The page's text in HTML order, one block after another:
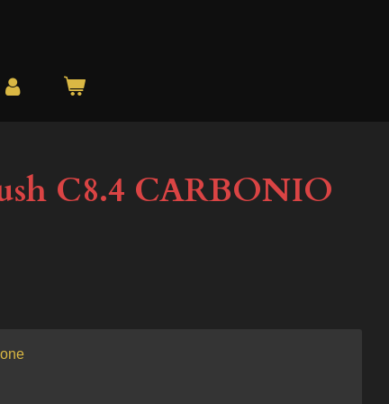
C8.4 CARBONIO